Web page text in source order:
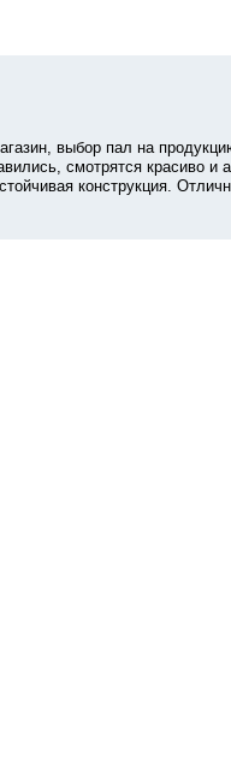
выбор пал на
смотрятся красиво и
конструкция.